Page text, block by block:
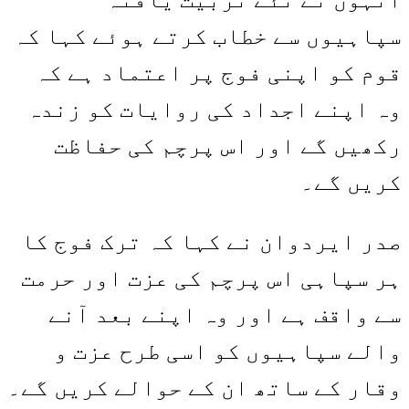
سپاہیوں سے خطاب کرتے ہوئے کہا کہ
قوم کو اپنی فوج پر اعتماد ہے کہ
وہ اپنے اجداد کی روایات کو زندہ
رکھیں گے اور اس پرچم کی حفاظت
کریں گے۔
صدر ایردوان نے کہا کہ ترک فوج کا
ہر سپاہی اس پرچم کی عزت اور حرمت
سے واقف ہے اور وہ اپنے بعد آنے
والے سپاہیوں کو اسی طرح عزت و
وقار کے ساتھ ان کے حوالے کریں گے۔